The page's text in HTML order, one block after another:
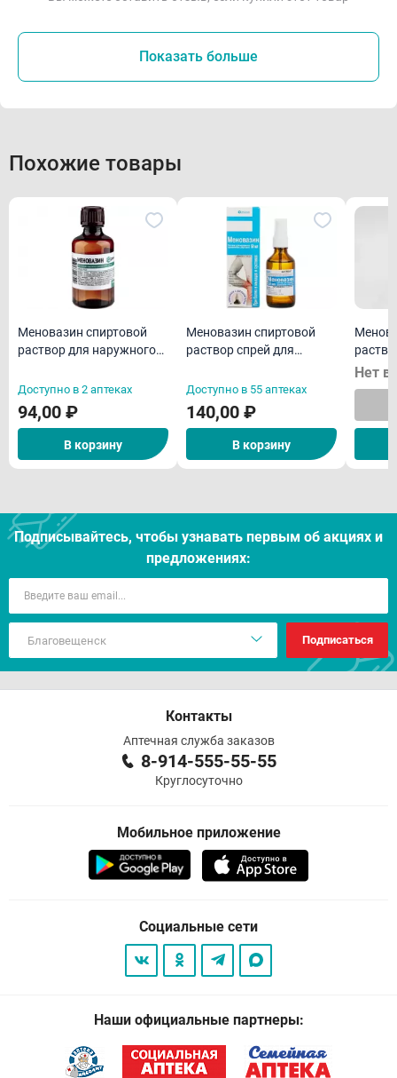
Показать больше
Похожие товары
Меновазин спиртовой
раствор для наружного
Доступно в 2 аптеках
94,00 ₽
В корзину
Меновазин спиртовой
раствор спрей для
50мл
Доступно в 55 аптеках
140,00 ₽
В корзину
Нет в
Подписывайтесь, чтобы узнавать первым об акцияx и
предложениях:
Подписаться
Контакты
Аптечная служба заказов
8-914-555-55-55
Круглосуточно
Мобильное приложение
Социальные сети
Наши официальные партнеры: